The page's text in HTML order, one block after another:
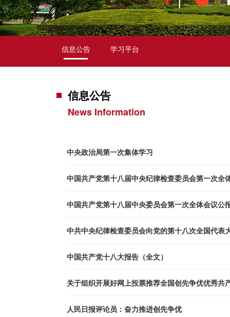
信息公告 学习平台
信息公告
News Information
中央政治局第一次集体学习
中国共产党第十八届中央纪律检查委员会第一次全
中国共产党第十八届中央委员会第一次全体会议公
中共中央纪律检查委员会向党的第十八次全国代表
中国共产党十八大报告（全文）
关于组织开展好网上投票推荐全国创先争优优秀共
人民日报评论员：奋力推进创先争优